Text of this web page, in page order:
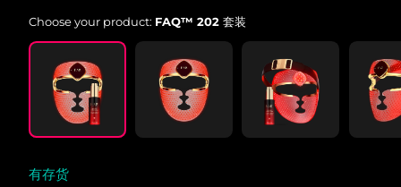
Choose your product: FAQ™ 202 套装
有存货